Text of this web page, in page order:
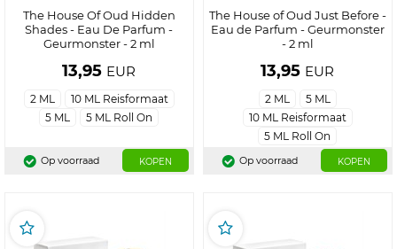
The House Of Oud Hidden
Shades - Eau De Parfum -
Geurmonster - 2 ml
13,95 EUR
2 ML
10 ML Reisformaat
5 ML
5 ML Roll On
Op voorraad KOPEN
The House of Oud Just Before -
Eau de Parfum - Geurmonster
- 2 ml
13,95 EUR
2 ML
5 ML
10 ML Reisformaat
5 ML Roll On
Op voorraad KOPEN